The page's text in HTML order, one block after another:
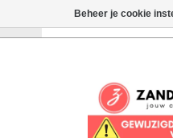
Beheer je cookie